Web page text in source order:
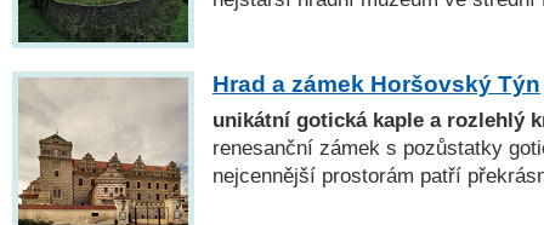
Hrad a zámek Horšovský Týn
unikátní gotická kaple a rozlehlý
renesanční zámek s pozůstatky
nejcennější prostorám patří